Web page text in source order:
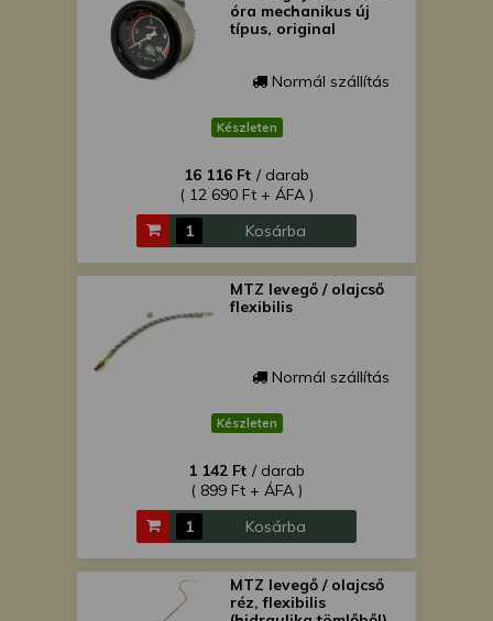
óra mechanikus új
típus, original
Normál szállítás
Készleten
16 116 Ft / darab
( 12 690 Ft + ÁFA )
Kosárba
MTZ levegő / olajcső
flexibilis
Normál szállítás
Készleten
1 142 Ft / darab
( 899 Ft + ÁFA )
Kosárba
MTZ levegő / olajcső
réz, flexibilis